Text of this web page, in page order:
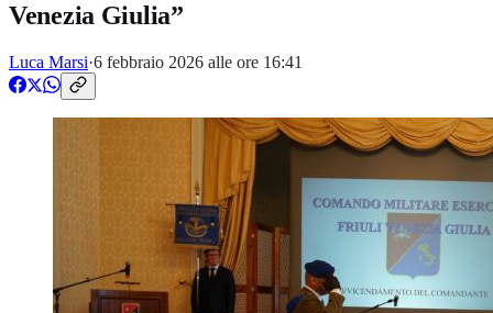
Venezia Giulia”
Luca Marsi·6 febbraio 2026 alle ore 16:41